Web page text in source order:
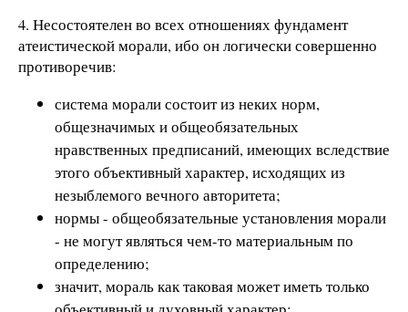
4. Несостоятелен во всех отношениях фундамент
атеистической морали, ибо он логически совершенно
противоречив:
система морали состоит из неких норм,
общезначимых и общеобязательных
нравственных предписаний, имеющих вследствие
этого объективный характер, исходящих из
незыблемого вечного авторитета;
нормы - общеобязательные установления морали
- не могут являться чем-то материальным по
определению;
значит, мораль как таковая может иметь только